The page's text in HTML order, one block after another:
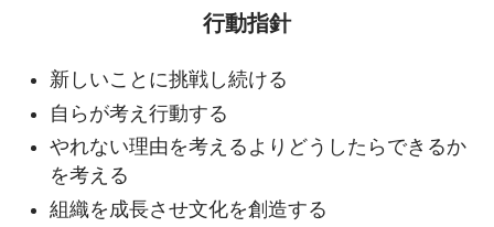
行動指針
新しいことに挑戦し続ける
自らが考え行動する
やれない理由を考えるよりどうしたら できるか
を考える
組織を成長させ文化を創造する